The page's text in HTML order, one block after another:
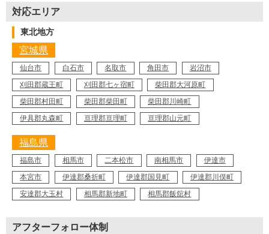
対応エリア
東北地方
宮城県
仙台市 白石市 名取市 角田市
岩沼市
刈田郡蔵王町
刈田郡七ヶ宿町
柴田郡大河原町
柴田郡村田町
柴田郡柴田町
柴田郡川崎町
伊具郡丸森町
亘理郡亘理町 亘理郡山元町
福島県
福島市 相馬市 二本松市 南相馬市
伊達市
本宮市
伊達郡桑折町 伊達郡国見町
伊達郡川俣町
安達郡大玉村
相馬郡新地町 相馬郡飯舘村
アフターフォロー体制